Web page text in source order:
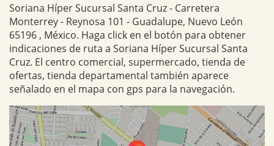
Soriana Híper Sucursal Santa Cruz - Carretera
Monterrey - Reynosa 101 - Guadalupe, Nuevo León
65196 , México. Haga click en el botón para obtener
indicaciones de ruta a Soriana Híper Sucursal Santa
Cruz. El centro comercial, supermercado, tienda de
ofertas, tienda departamental también aparece
señalado en el mapa con gps para la navegación.